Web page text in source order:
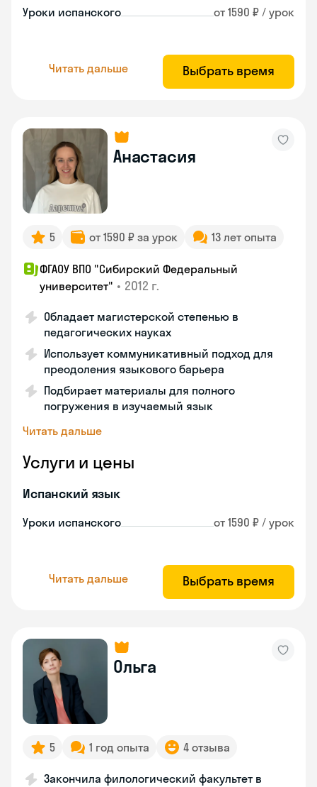
Уроки испанского от 1590 ₽ / урок
Читать дальше Выбрать время
Анастасия
5 от 1590 ₽ за урок 13 лет опыта
ФГАОУ ВПО "Сибирский Федеральный
университет" • 2012 г.
Обладает магистерской степенью в
педагогических науках
Использует коммуникативный подход для
преодоления языкового барьера
Подбирает материалы для полного
погружения в изучаемый язык
Читать дальше
Услуги и цены
Испанский язык
Уроки испанского от 1590 ₽ / урок
Читать дальше Выбрать время
Ольга
5 1 год опыта 4 отзыва
Закончила филологический факультет в